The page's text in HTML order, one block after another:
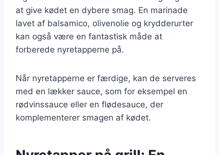
at give kødet en dybere smag. En marinade
lavet af balsamico, olivenolie og krydderurter
kan også være en fantastisk måde at
forberede nyretapperne på.
Når nyretapperne er færdige, kan de serveres
med en lækker sauce, som for eksempel en
rødvinssauce eller en flødesauce, der
komplementerer smagen af kødet.